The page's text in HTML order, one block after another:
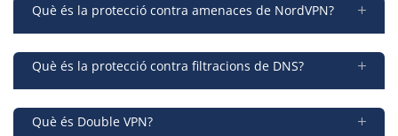
Què és la protecció contra amenaces de NordVPN?
Què és la protecció contra filtracions de DNS?
Què és Double VPN?